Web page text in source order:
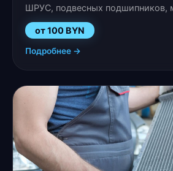
ШРУС, подвесных подшипников,
от 100 BYN
Подробнее →